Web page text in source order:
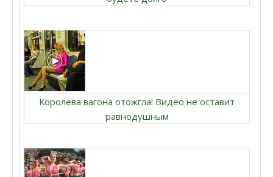
Королева вагона отожгла! Видео не оставит
равнодушным